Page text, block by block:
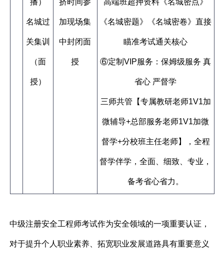
播）
名城过
关集训
（面
授）
挤时间参
加现场集
中封闭面
授
高端班超押资料《名城密点》
《名城密题》《名城密卷》直接
瞄准考试通关核心
⑥定制VIP服务：保姆级服务 真
省心 严督学
三师共管【专属教研老师1V1加
微辅导+总部服务老师1V1加微
督学+分校班主任老师】，全程
督学伴学，全面、细致、专业，
备考省心省力。
中级注册安全工程师考试作为安全领域的一项重要认证，
对于提升个人职业素养、拓宽职业发展道路具有重要意义